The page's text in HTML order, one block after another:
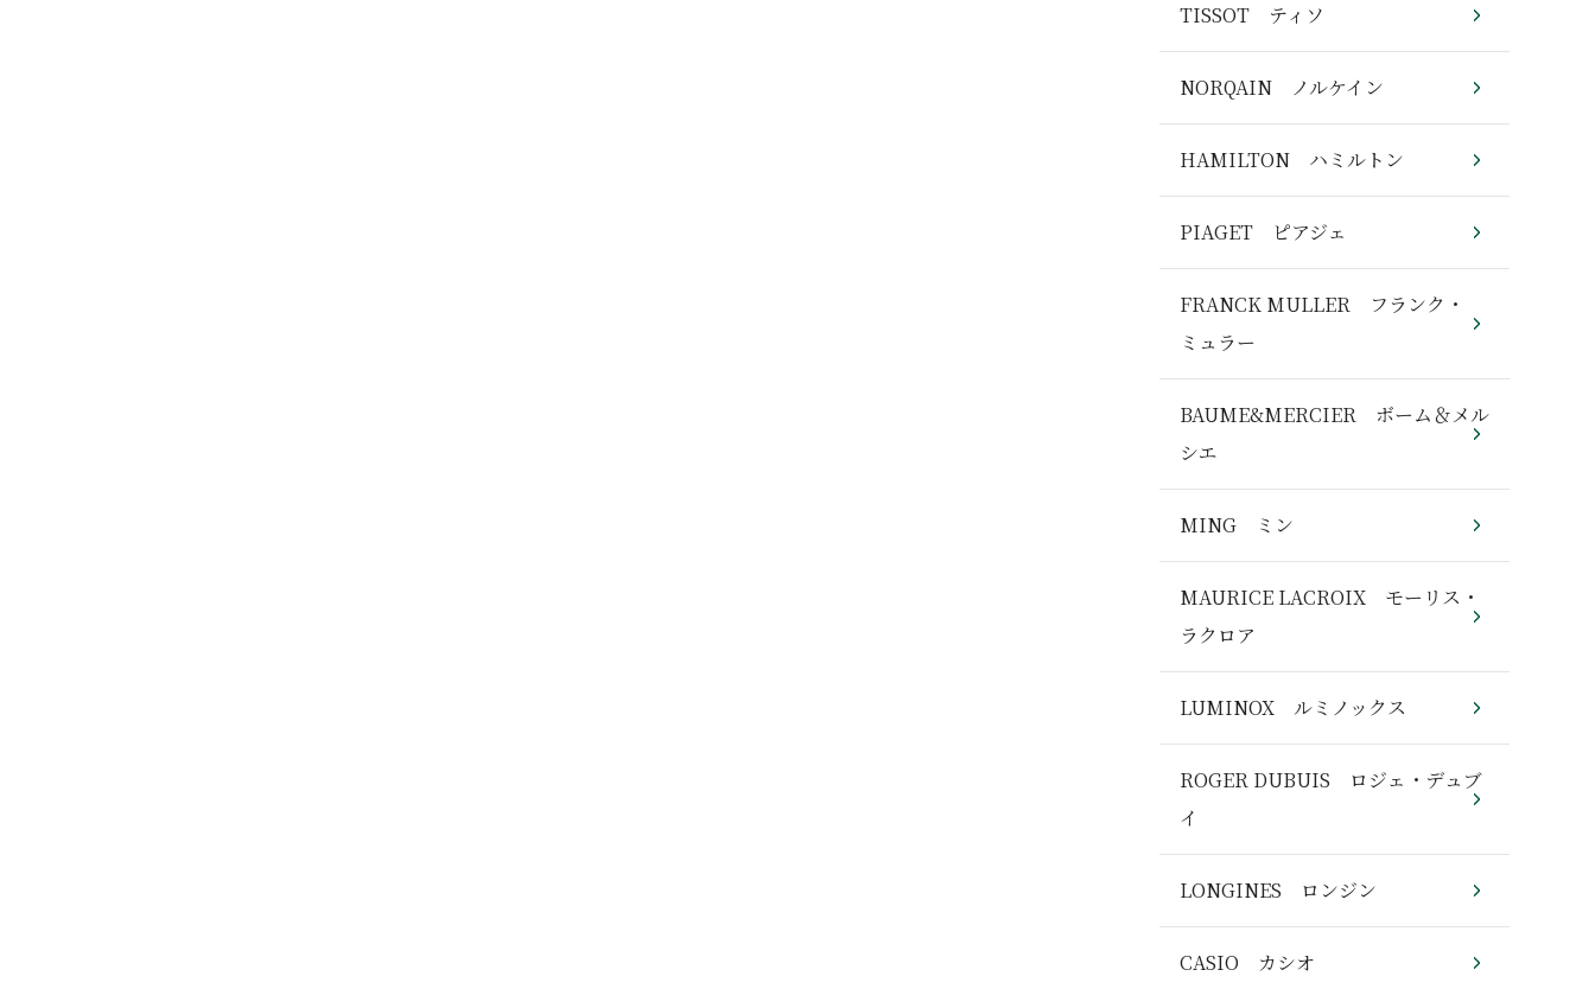
TISSOT ティソ
NORQAIN ノルケイン
HAMILTON ハミルトン
PIAGET ピアジェ
FRANCK MULLER フランク・
ミュラー
BAUME&MERCIER ボーム＆メル
シエ
MING ミン
MAURICE LACROIX モーリス・
ラクロア
LUMINOX ルミノックス
ROGER DUBUIS ロジェ・デュブ
イ
LONGINES ロンジン
CASIO カシオ